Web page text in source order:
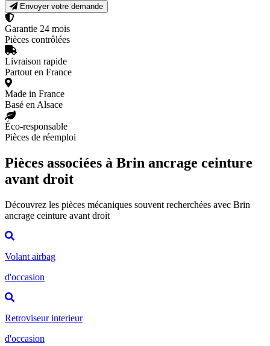
Envoyer votre demande
Garantie 24 mois
Pièces contrôlées
Livraison rapide
Partout en France
Made in France
Basé en Alsace
Éco-responsable
Pièces de réemploi
Pièces associées à Brin ancrage ceinture
avant droit
Découvrez les pièces mécaniques souvent recherchées avec Brin
ancrage ceinture avant droit
Volant airbag
d'occasion
Retroviseur interieur
d'occasion